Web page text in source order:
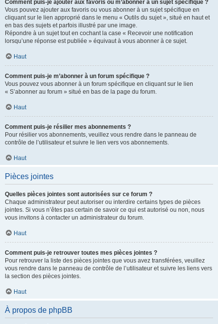
Comment puis-je ajouter aux favoris ou m’abonner à un sujet spécifique ?
Vous pouvez ajouter aux favoris ou vous abonner à un sujet spécifique en
cliquant sur le lien approprié dans le menu « Outils du sujet », situé en haut et
en bas des sujets et parfois illustré par une image.
Répondre à un sujet tout en cochant la case « Recevoir une notification
lorsqu’une réponse est publiée » équivaut à vous abonner à ce sujet.
Haut
Comment puis-je m’abonner à un forum spécifique ?
Vous pouvez vous abonner à un forum spécifique en cliquant sur le lien
« S’abonner au forum » situé en bas de la page du forum.
Haut
Comment puis-je résilier mes abonnements ?
Pour résilier vos abonnements, veuillez vous rendre dans le panneau de
contrôle de l’utilisateur et suivre le lien vers vos abonnements.
Haut
Pièces jointes
Quelles pièces jointes sont autorisées sur ce forum ?
Chaque administrateur peut autoriser ou interdire certains types de pièces
jointes. Si vous n’êtes pas certain de savoir ce qui est autorisé ou non, nous
vous invitons à contacter un administrateur du forum.
Haut
Comment puis-je retrouver toutes mes pièces jointes ?
Pour retrouver la liste des pièces jointes que vous avez transférées, veuillez
vous rendre dans le panneau de contrôle de l’utilisateur et suivre les liens vers
la section des pièces jointes.
Haut
À propos de phpBB